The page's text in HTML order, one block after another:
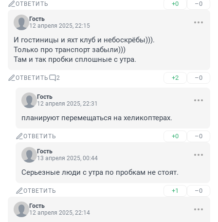
ОТВЕТИТЬ +0 –0
Гость
12 апреля 2025, 22:15
И гостиницы и яхт клуб и небоскрёбы))).
Только про транспорт забыли)))
Там и так пробки сплошные с утра.
ОТВЕТИТЬ 2 +2 –0
Гость
12 апреля 2025, 22:31
планируют перемещаться на хеликоптерах.
ОТВЕТИТЬ +0 –0
Гость
13 апреля 2025, 00:44
Серьезные люди с утра по пробкам не стоят.
ОТВЕТИТЬ +1 –0
Гость
12 апреля 2025, 22:14